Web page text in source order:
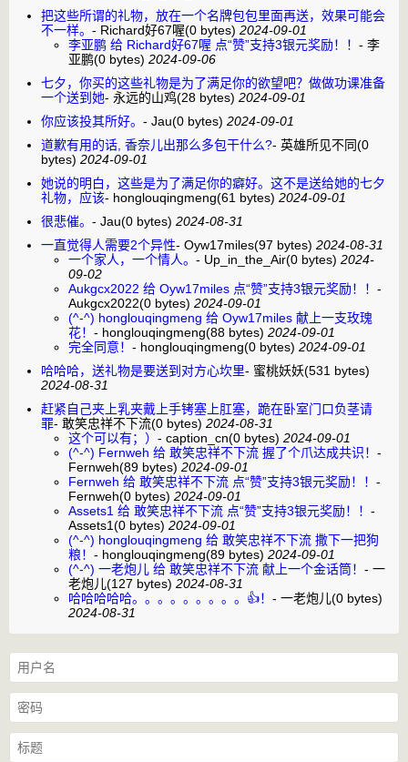
把这些所谓的礼物，放在一个名牌包包里面再送，效果可能会
不一样。 - Richard好67喔(0 bytes) 2024-09-01
李亚鹏 给 Richard好67喔 点“赞”支持3银元奖励！！ - 李
亚鹏(0 bytes) 2024-09-06
七夕，你买的这些礼物是为了满足你的欲望吧？做做功课准备
一个送到她- 永远的山鸡(28 bytes) 2024-09-01
你应该投其所好。 - Jau(0 bytes) 2024-09-01
道歉有用的话, 香奈儿出那么多包干什么?- 英雄所见不同(0
bytes) 2024-09-01
她说的明白，这些是为了满足你的癖好。这不是送给她的七夕
礼物，应该- honglouqingmeng(61 bytes) 2024-09-01
很悲催。 - Jau(0 bytes) 2024-08-31
一直觉得人需要2个异性- Oyw17miles(97 bytes) 2024-08-31
一个家人，一个情人。 - Up_in_the_Air(0 bytes) 2024-
09-02
Aukgcx2022 给 Oyw17miles 点“赞”支持3银元奖励！！ -
Aukgcx2022(0 bytes) 2024-09-01
(^-^) honglouqingmeng 给 Oyw17miles 献上一支玫瑰
花！ - honglouqingmeng(88 bytes) 2024-09-01
完全同意！ - honglouqingmeng(0 bytes) 2024-09-01
哈哈哈，送礼物是要送到对方心坎里- 蜜桃妖妖(531 bytes)
2024-08-31
赶紧自己夹上乳夹戴上手铐塞上肛塞，跪在卧室门口负茎请
罪- 敢笑忠祥不下流(0 bytes) 2024-08-31
这个可以有；） - caption_cn(0 bytes) 2024-09-01
(^-^) Fernweh 给 敢笑忠祥不下流 握了个爪达成共识！ -
Fernweh(89 bytes) 2024-09-01
Fernweh 给 敢笑忠祥不下流 点“赞”支持3银元奖励！！ -
Fernweh(0 bytes) 2024-09-01
Assets1 给 敢笑忠祥不下流 点“赞”支持3银元奖励！！ -
Assets1(0 bytes) 2024-09-01
(^-^) honglouqingmeng 给 敢笑忠祥不下流 撒下一把狗
粮！ - honglouqingmeng(89 bytes) 2024-09-01
(^-^) 一老炮儿 给 敢笑忠祥不下流 献上一个金话筒！ - 一
老炮儿(127 bytes) 2024-08-31
哈哈哈哈哈。。。。。。。。。👍！ - 一老炮儿(0 bytes)
2024-08-31